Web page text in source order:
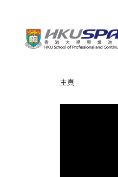
主頁